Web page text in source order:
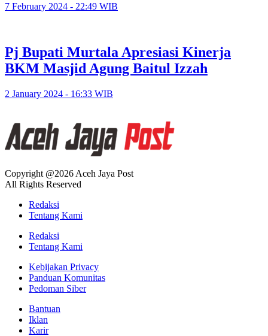
7 February 2024 - 22:49 WIB
Pj Bupati Murtala Apresiasi Kinerja
BKM Masjid Agung Baitul Izzah
2 January 2024 - 16:33 WIB
Copyright @2026 Aceh Jaya Post
All Rights Reserved
Redaksi
Tentang Kami
Redaksi
Tentang Kami
Kebijakan Privacy
Panduan Komunitas
Pedoman Siber
Bantuan
Iklan
Karir